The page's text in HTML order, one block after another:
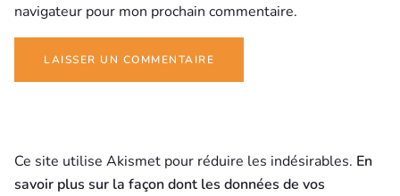
navigateur pour mon prochain commentaire.
Ce site utilise Akismet pour réduire les indésirables. En
savoir plus sur la façon dont les données de vos